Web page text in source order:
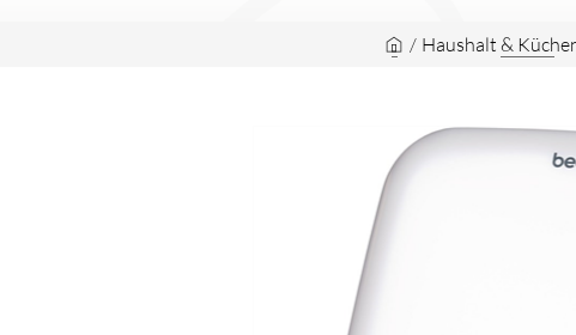
/ Haushalt &